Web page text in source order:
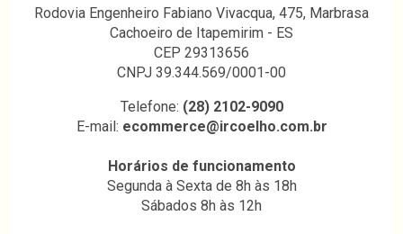
Rodovia Engenheiro Fabiano Vivacqua, 475, Marbrasa
Cachoeiro de Itapemirim - ES
CEP 29313656
CNPJ 39.344.569/0001-00
Telefone: (28) 2102-9090
E-mail: ecommerce@ircoelho.com.br
Horários de funcionamento
Segunda à Sexta de 8h às 18h
Sábados 8h às 12h